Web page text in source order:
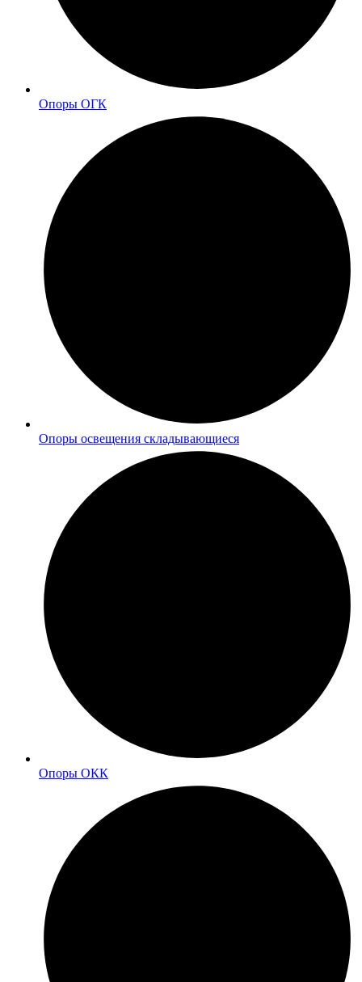
Опоры ОГК
Опоры освещения складывающиеся
Опоры ОКК